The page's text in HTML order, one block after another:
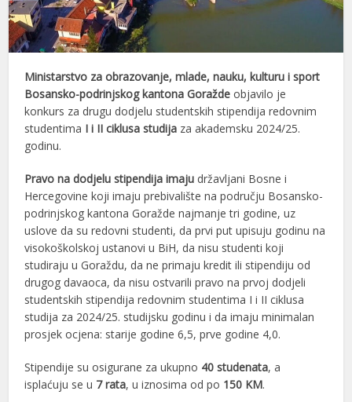
Ministarstvo za obrazovanje, mlade, nauku, kulturu i sport
Bosansko-podrinjskog kantona Goražde objavilo je
konkurs za drugu dodjelu studentskih stipendija redovnim
studentima I i II ciklusa studija za akademsku 2024/25.
godinu.
Pravo na dodjelu stipendija imaju državljani Bosne i
Hercegovine koji imaju prebivalište na području Bosansko-
podrinjskog kantona Goražde najmanje tri godine, uz
uslove da su redovni studenti, da prvi put upisuju godinu na
visokoškolskoj ustanovi u BiH, da nisu studenti koji
studiraju u Goraždu, da ne primaju kredit ili stipendiju od
drugog davaoca, da nisu ostvarili pravo na prvoj dodjeli
studentskih stipendija redovnim studentima I i II ciklusa
studija za 2024/25. studijsku godinu i da imaju minimalan
prosjek ocjena: starije godine 6,5, prve godine 4,0.
Stipendije su osigurane za ukupno 40 studenata, a
isplaćuju se u 7 rata, u iznosima od po 150 KM.